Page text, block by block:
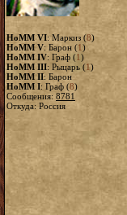
HoMM VI: Маркиз (8)
HoMM V: Барон (1)
HoMM IV: Граф (1)
HoMM III: Рыцарь (1)
HoMM II: Барон
HoMM I: Граф (8)
Сообщения: 8781
Откуда: Россия